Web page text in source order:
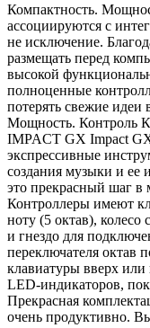
Компактность.
ассоциируются с
не исключение.
размещать перед
высокой
полноценные
потерять свежие
Мощность.
IMPACT GX Impact
экспрессивные
создания музыки и ее
это прекрасный шаг в
Контроллеры имеют
ноту (5 октав),
и гнездо для
переключателя октав
клавиатуры вверх
LED-индикаторов,
Прекрасная
очень продуктивно.